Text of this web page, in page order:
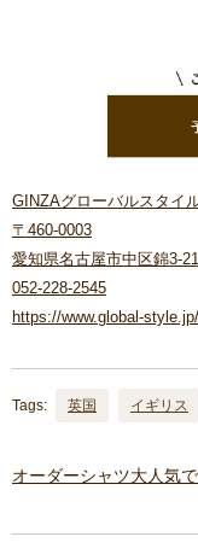
GINZAグローバルスタイ
〒460-0003
愛知県名古屋市中区錦3-
052-228-2545
https://www.global-
Tags: 英国 イギリス
オーダーシャツ大人気